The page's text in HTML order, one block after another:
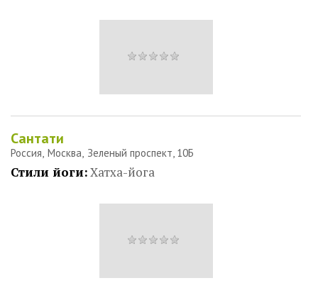
Сантати
Россия Москва Зеленый проспект, 10Б
Стили йоги:Хатха-йога